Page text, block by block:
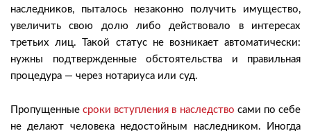
наследников, пыталось незаконно получить имущество,
увеличить свою долю либо действовало в интересах
третьих лиц. Такой статус не возникает автоматически:
нужны подтвержденные обстоятельства и правильная
процедура — через нотариуса или суд.
Пропущенныесроки вступления в наследство сами по себе
не делают человека недостойным наследником. Иногда